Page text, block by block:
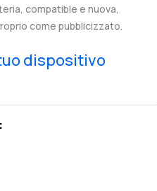
compatible e nuova,
come pubblicizzato.
dispositivo